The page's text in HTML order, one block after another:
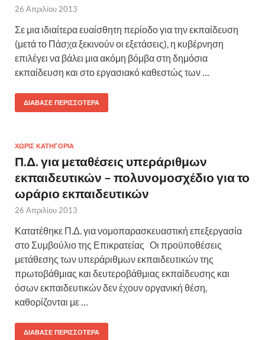
26 Απριλίου 2013
Σε μια ιδιαίτερα ευαίσθητη περίοδο για την εκπαίδευση
(μετά το Πάσχα ξεκινούν οι εξετάσεις), η κυβέρνηση
επιλέγει να βάλει μια ακόμη βόμβα στη δημόσια
εκπαίδευση και στο εργασιακό καθεστώς των …
ΔΙΆΒΑΣΕ ΠΕΡΙΣΣΌΤΕΡΑ
ΧΩΡΊΣ ΚΑΤΗΓΟΡΊΑ
Π.Δ. για μεταθέσεις υπεράριθμων
εκπαιδευτικών – πολυνομοσχέδιο για το
ωράριο εκπαιδευτικών
26 Απριλίου 2013
Κατατέθηκε Π.Δ. για νομοπαρασκευαστική επεξεργασία
στο Συμβούλιο της Επικρατείας Οι προϋποθέσεις
μετάθεσης των υπεράριθμων εκπαιδευτικών της
πρωτοβάθμιας και δευτεροβάθμιας εκπαίδευσης και
όσων εκπαιδευτικών δεν έχουν οργανική θέση,
καθορίζονται με …
ΔΙΆΒΑΣΕ ΠΕΡΙΣΣΌΤΕΡΑ